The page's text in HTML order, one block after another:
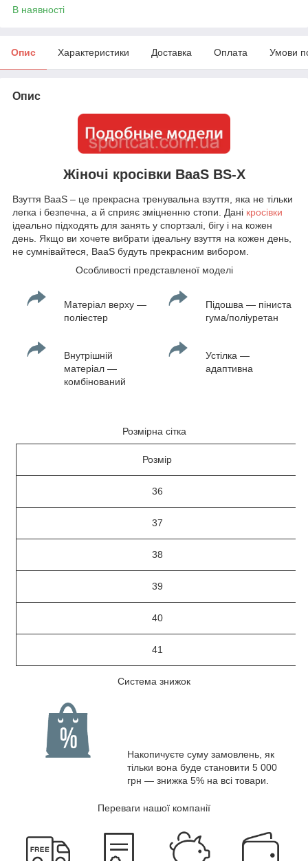
В наявності
Опис Характеристики Доставка Оплата Умови
Опис
Жіночі кросівки BaaS BS-X
Взуття BaaS – це прекрасна тренувальна взуття, яка не тільки
легка і безпечна, а й сприяє зміцненню стопи. Дані кросівки
ідеально підходять для занять у спортзалі, бігу і на кожен
день. Якщо ви хочете вибрати ідеальну взуття на кожен день,
не сумнівайтеся, BaaS будуть прекрасним вибором.
Особливості представленої моделі
Матеріал верху —
поліестер
Підошва — піниста
гума/поліуретан
Внутрішній
матеріал —
комбінований
Устілка —
адаптивна
Розмірна сітка
Розмір
36
37
38
39
40
41
Система знижок
Накопичуєте суму замовлень, як
тільки вона буде становити 5 000
грн — знижка 5% на всі товари.
Переваги нашої компанії